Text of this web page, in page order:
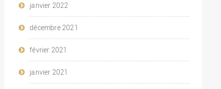
janvier 2022
décembre 2021
février 2021
janvier 2021